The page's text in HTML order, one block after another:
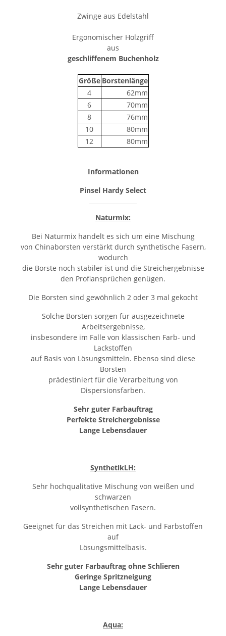
Zwinge aus Edelstahl
Ergonomischer Holzgriff
aus
geschliffenem Buchenholz
Größe Borstenlänge
4
62mm
6
70mm
8
76mm
10
80mm
12
80mm
Informationen
Pinsel Hardy Select
Naturmix:
Bei Naturmix handelt es sich um eine Mischung
von Chinaborsten verstärkt durch synthetische Fasern,
wodurch
die Borste noch stabiler ist und die Streichergebnisse
den Profiansprüchen genügen.
Die Borsten sind gewöhnlich 2 oder 3 mal gekocht
Solche Borsten sorgen für ausgezeichnete
Arbeitsergebnisse,
insbesondere im Falle von klassischen Farb- und
Lackstoffen
auf Basis von Lösungsmitteln. Ebenso sind diese
Borsten
prädestiniert für die Verarbeitung von
Dispersionsfarben.
Sehr guter Farbauftrag
Perfekte Streichergebnisse
Lange Lebensdauer
SynthetikLH:
Sehr hochqualitative Mischung von weißen und
schwarzen
vollsynthetischen Fasern.
Geeignet für das Streichen mit Lack- und Farbstoffen
auf
Lösungsmittelbasis.
Sehr guter Farbauftrag ohne Schlieren
Geringe Spritzneigung
Lange Lebensdauer
Aqua: